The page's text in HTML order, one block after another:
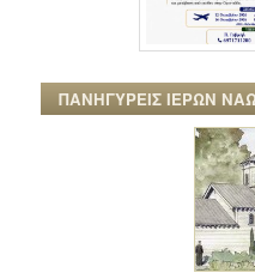
ΠΑΝΗΓΥΡΕΙΣ ΙΕΡΩΝ